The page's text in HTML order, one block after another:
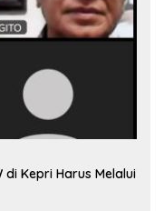
di Kepri Harus Melalui